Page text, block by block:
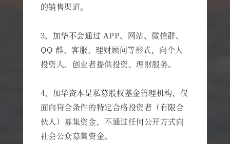
的销售渠道。
3、加华不会通过 APP、网站、微信群、
QQ 群、客服、理财顾问等形式，向个人
投资人、创业者提供投资、理财服务。
4、加华资本是私募股权基金管理机构，仅
面向符合条件的特定合格投资者（有限合
伙人）募集资金，不通过任何公开方式向
社会公众募集资金。